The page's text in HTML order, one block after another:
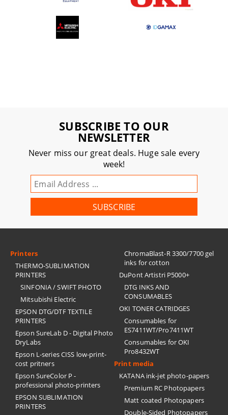
SUBSCRIBE TO OUR
NEWSLETTER
Never miss our great deals. Huge sale every
week!
Printers
THERMO-SUBLIMATION
PRINTERS
SINFONIA / SWIFT PHOTO
Mitsubishi Electric
EPSON DTG/DTF TEXTILE
PRINTERS
Epson SureLab D - Digital Photo
DryLabs
Epson L-series CISS low-print-
cost pritners
Epson SureColor P -
professional photo-printers
EPSON SUBLIMATION
PRINTERS
ChromaBlast-R 3300/7700 gel
inks for cotton
DuPont Artistri P5000+
DTG INKS AND
CONSUMABLES
OKI TONER CATRIDGES
Consumables for
ES7411WT/Pro7411WT
Consumables for OKI
Pro8432WT
Print media
KATANA ink-jet photo-papers
Premium RC Photopapers
Matt coated Photopapers
Double-Sided Photopapers